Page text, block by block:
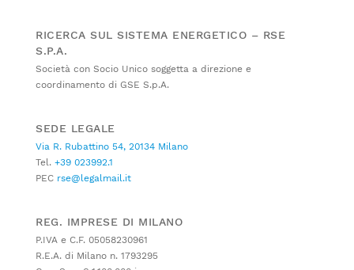
RICERCA SUL SISTEMA ENERGETICO – RSE
S.P.A.
Società con Socio Unico soggetta a direzione e
coordinamento di GSE S.p.A.
SEDE LEGALE
Via R. Rubattino 54, 20134 Milano
Tel. +39 023992.1
PEC rse@legalmail.it
REG. IMPRESE DI MILANO
P.IVA e C.F. 05058230961
R.E.A. di Milano n. 1793295